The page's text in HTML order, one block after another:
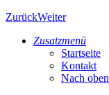
ZurückWeiter
Zusatzmenü
Startseite
Kontakt
Nach oben